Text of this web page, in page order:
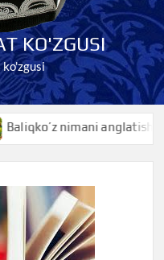
KO'ZGUSI
nimani anglatishini